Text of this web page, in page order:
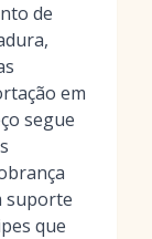
de
em
segue
suporte
que